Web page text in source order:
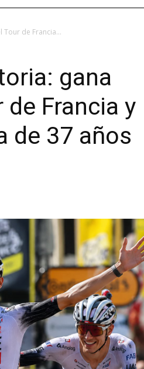
de Francia...
gana
Francia y
de 37 años